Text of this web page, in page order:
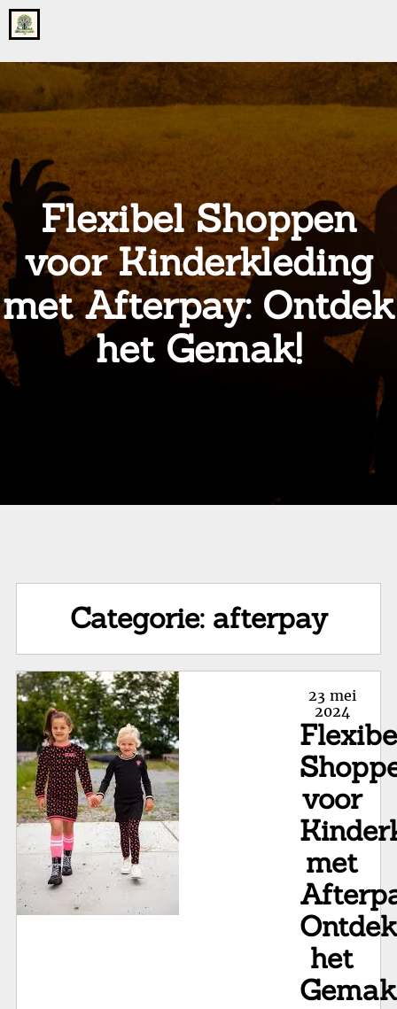
Go
to
home
onsgrotegezin.nl
Flexibel Shoppen
voor Kinderkleding
met Afterpay: Ontdek
het Gemak!
Categorie: afterpay
Posted
on
23 mei
2024
voor
met
Ontdek
het